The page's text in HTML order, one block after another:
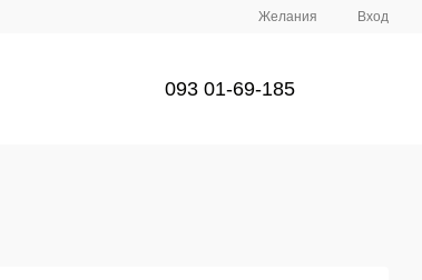
Желания Вход
093 01-69-185